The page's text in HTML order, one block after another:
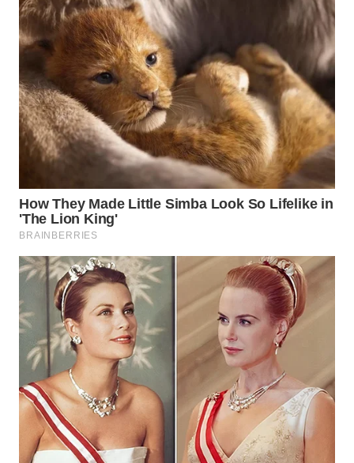
WN
SEMARANG
WN
SOLO
WN
BOROBUDUR
WN
MADURA
WN
SURABAYA
WN
NATUNA
WN
BINTAN
WN
MANDALIKA